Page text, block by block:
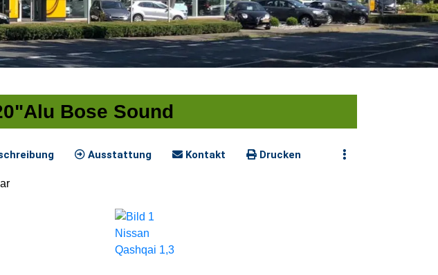
Bose Sound
Ausstattung Kontakt Drucken